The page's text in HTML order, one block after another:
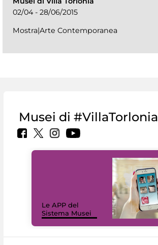
02/04 - 28/06/2015
Mostra|Arte Contemporanea
Musei di #VillaTorlonia
Le APP del
Sistema Musei